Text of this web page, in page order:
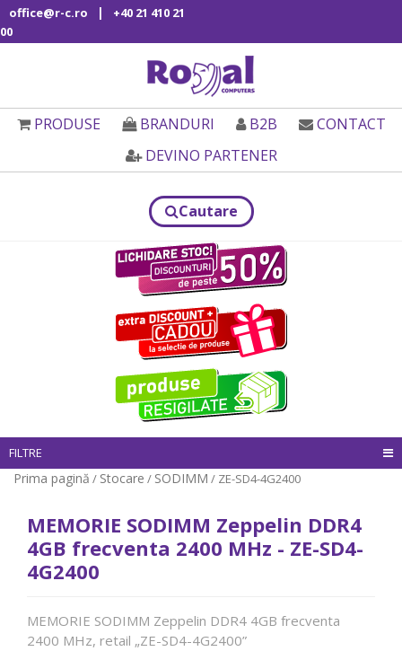
office@r-c.ro |
+40 21 410 21
00
PRODUSE BRANDURI B2B
CONTACT
DEVINO PARTENER
Cautare
FILTRE
Prima pagină / Stocare / SODIMM / ZE-SD4-4G2400
MEMORIE SODIMM Zeppelin DDR4
4GB frecventa 2400 MHz - ZE-SD4-
4G2400
MEMORIE SODIMM Zeppelin DDR4 4GB frecventa
2400 MHz, retail „ZE-SD4-4G2400”